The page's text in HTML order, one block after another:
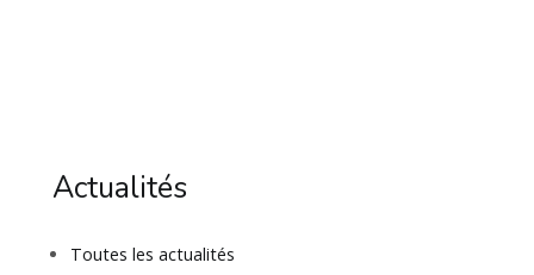
Actualités
Toutes les actualités